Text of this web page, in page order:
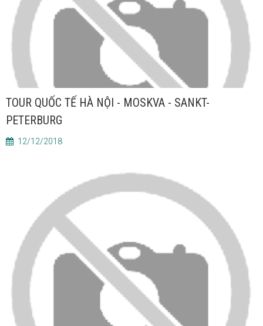
TOUR QUỐC TẾ HÀ NỘI - MOSKVA - SANKT-
PETERBURG
12/12/2018